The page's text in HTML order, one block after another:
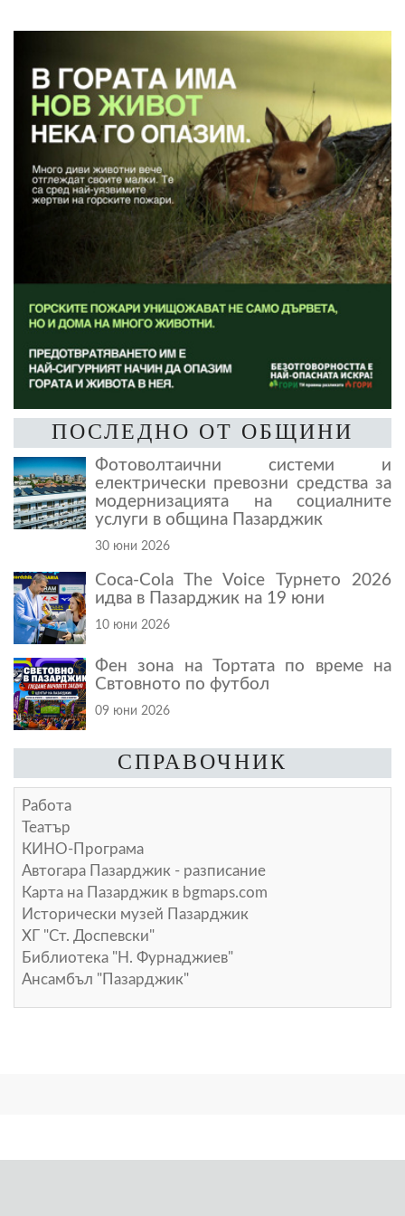
ПОСЛЕДНО ОТ ОБЩИНИ
Фотоволтаични системи и
електрически превозни средства за
модернизацията на социалните
услуги в община Пазарджик
30 юни 2026
Coca-Cola The Voice Турнето 2026
идва в Пазарджик на 19 юни
10 юни 2026
Фен зона на Тортата по време на
Свтовното по футбол
09 юни 2026
СПРАВОЧНИК
Работа
Театър
КИНО-Програма
Автогара Пазарджик - разписание
Карта на Пазарджик в bgmaps.com
Исторически музей Пазарджик
ХГ "Ст. Доспевски"
Библиотека "Н. Фурнаджиев"
Ансамбъл "Пазарджик"